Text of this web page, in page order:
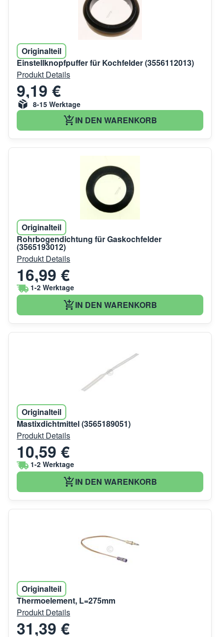
Originalteil
Einstellknopfpuffer für Kochfelder (3556112013)
Produkt Details
9,19 €
8-15 Werktage
IN DEN WARENKORB
Originalteil
Rohrbogendichtung für Gaskochfelder
(3565193012)
Produkt Details
16,99 €
1-2 Werktage
IN DEN WARENKORB
Originalteil
Mastixdichtmittel (3565189051)
Produkt Details
10,59 €
1-2 Werktage
IN DEN WARENKORB
Originalteil
Thermoelement, L=275mm
Produkt Details
31,39 €